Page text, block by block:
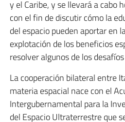
y el Caribe, y se llevará a cabo
con el fin de discutir cómo la
del espacio pueden aportar en
explotación de los beneficios
resolver algunos de los
La cooperación bilateral entre
materia espacial nace con el
Intergubernamental para la
del Espacio Ultraterrestre que